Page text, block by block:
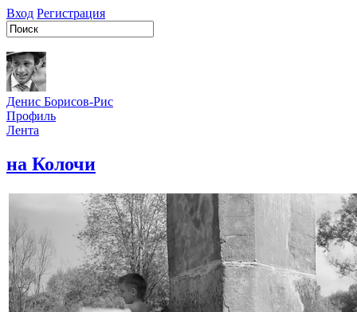
Вход Регистрация
Денис Борисов-Рис
Профиль
Лента
на Колочи